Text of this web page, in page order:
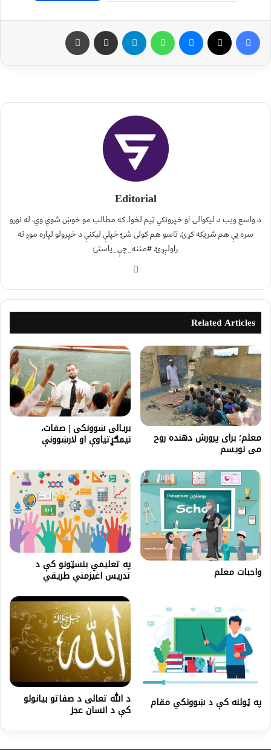
Editorial
د واسع ویب د لیکوالۍ او خپرونکي ټیم لخوا. که مطالب مو خوښ شوي وي، له نورو
سره یې هم شریکه کړئ. تاسو هم کولی شئ خپلې لیکنې د خپرولو لپاره موږ ته
راولېږئ. #مننه_چې_یاستئ
Related Articles
معلم؛ برای پرورش دهنده روح
می نویسم
بریالی ښوونکی | صفات،
نیمګړتیاوې او لارښوونې
واجبات معلم
په تعلیمي بنسټونو کې د
تدریس اغیزمني طریقي
په ټولنه کې د ښوونکي مقام د الله تعالی د صفاتو بیانولو
کې د انسان عجز